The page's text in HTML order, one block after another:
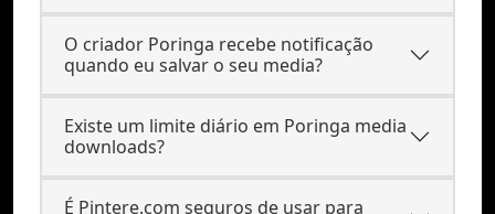
O criador Poringa recebe notificação
quando eu salvar o seu media?
Existe um limite diário em Poringa media
downloads?
É Pintere.com seguros de usar para